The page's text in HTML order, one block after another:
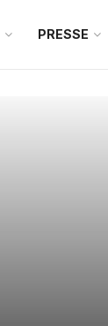
PRESSE